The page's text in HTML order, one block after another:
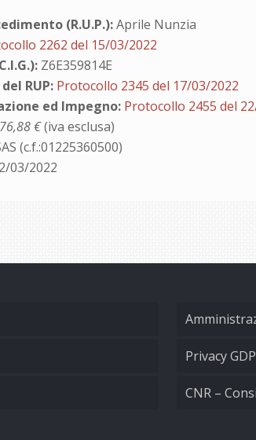
(R.U.P.):Aprile Nunzia
2262 del 15/03/2022
Z6E359814E
RUP: Protocollo 2345 del 17/03/2022
ed Impegno: Protocollo 2455 del
76,88 €(iva esclusa)
(c.f.:01225360500)
03/2022
Privacy
CNR –